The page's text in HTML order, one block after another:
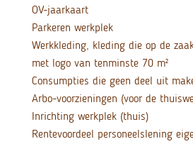
OV-jaarkaart
Parkeren werkplek
Werkkleding, kleding die op de
met logo van tenminste 70 m²
Consumpties die geen deel uit
Arbo-voorzieningen (voor de
Inrichting werkplek (thuis)
Rentevoordeel personeelslening